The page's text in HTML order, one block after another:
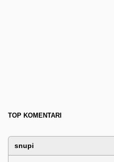
TOP KOMENTARI
snupi